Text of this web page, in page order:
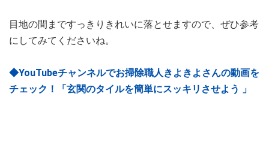
目地の間まですっきりきれいに落とせますので、ぜひ参考
にしてみてくださいね。
◆YouTubeチャンネルでお掃除職人きよきよさんの動画を
チェック！「玄関のタイルを簡単にスッキリさせよう 」